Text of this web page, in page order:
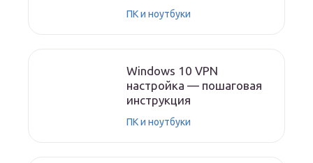
ПК и ноутбуки
Windows 10 VPN
настройка — пошаговая
инструкция
ПК и ноутбуки